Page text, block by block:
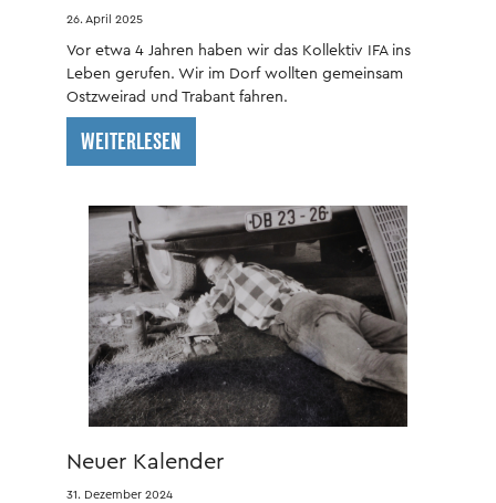
26. April 2025
Vor etwa 4 Jahren haben wir das Kollektiv IFA ins
Leben gerufen. Wir im Dorf wollten gemeinsam
Ostzweirad und Trabant fahren.
WEITERLESEN
Neuer Kalender
31. Dezember 2024